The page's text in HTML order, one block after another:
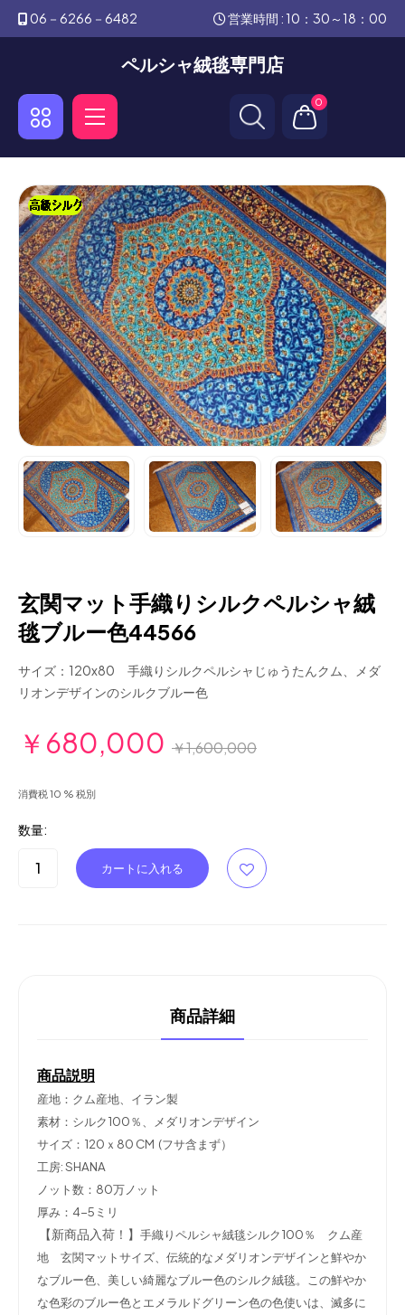
06－6266－6482 営業時間 : 10：30～18：00
ペルシャ絨毯専門店
0
玄関マット手織りシルクペルシャ絨
毯ブルー色44566
サイズ：120x80 手織りシルクペルシャじゅうたんクム、メダ
リオンデザインのシルクブルー色
￥680,000 ￥1,600,000
消費税 10 % 税別
数量:
商品詳細
商品説明
産地：クム産地、イラン製
素材：シルク100％、メダリオンデザイン
サイズ：120ｘ80 CM (フサ含まず）
工房: SHANA
ノット数：80万ノット
厚み：4-5ミリ
【新商品入荷！】 手織りペルシャ絨毯シルク100％ クム産
地 玄関マットサイズ、伝統的なメダリオンデザインと鮮やか
なブルー色、美しい綺麗なブルー色のシルク絨毯。この鮮やか
な色彩のブルー色とエメラルドグリーン色の色使いは、滅多に